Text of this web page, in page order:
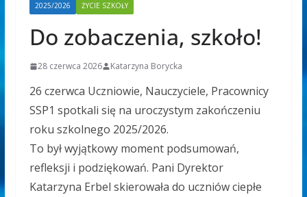
2025/2026 ŻYCIE SZKOŁY
Do zobaczenia, szkoło!
28 czerwca 2026 Katarzyna Borycka
26 czerwca Uczniowie, Nauczyciele, Pracownicy
SSP1 spotkali się na uroczystym zakończeniu
roku szkolnego 2025/2026.
To był wyjątkowy moment podsumowań,
refleksji i podziękowań. Pani Dyrektor
Katarzyna Erbel skierowała do uczniów ciepłe